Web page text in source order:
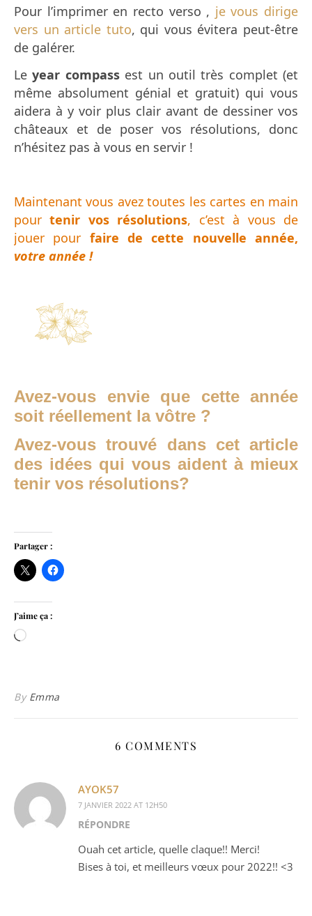
Pour l’imprimer en recto verso , je vous dirige
vers un article tuto, qui vous évitera peut-être
de galérer.
Le year compassest un outil très complet (et
même absolument génial et gratuit) qui vous
aidera à y voir plus clair avant de dessiner vos
châteaux et de poser vos résolutions, donc
n’hésitez pas à vous en servir !
Maintenant vous avez toutes les cartes en main
pour tenir vos résolutions, c’est à vous de
jouer pour faire de cette nouvelle année,
votre année !
Avez-vous envie que cette année
soit réellement la vôtre ?
Avez-vous trouvé dans cet article
des idées qui vous aident à mieux
tenir vos résolutions?
Partager :
J’aime ça :
Chargement…
By Emma
6 COMMENTS
AYOK57
7 JANVIER 2022 AT 12H50
RÉPONDRE
Ouah cet article, quelle claque!! Merci!
Bises à toi, et meilleurs vœux pour 2022!! <3